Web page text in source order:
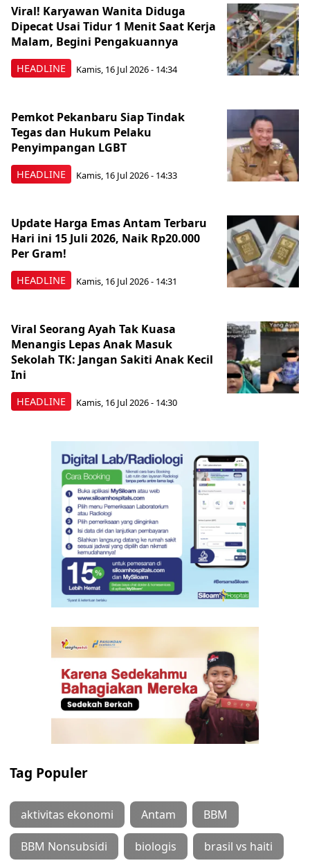
HEADLINE
Viral! Karyawan Wanita Diduga
Dipecat Usai Tidur 1 Menit Saat Kerja
Malam, Begini Pengakuannya
Kamis, 16 Jul 2026 - 14:34
HEADLINE
Pemkot Pekanbaru Siap Tindak
Tegas dan Hukum Pelaku
Penyimpangan LGBT
Kamis, 16 Jul 2026 - 14:33
HEADLINE
Update Harga Emas Antam Terbaru
Hari ini 15 Juli 2026, Naik Rp20.000
Per Gram!
Kamis, 16 Jul 2026 - 14:31
HEADLINE
Viral Seorang Ayah Tak Kuasa
Menangis Lepas Anak Masuk
Sekolah TK: Jangan Sakiti Anak Kecil
Ini
Kamis, 16 Jul 2026 - 14:30
Tag Populer
aktivitas ekonomi Antam BBM
BBM Nonsubsidi biologis brasil vs haiti